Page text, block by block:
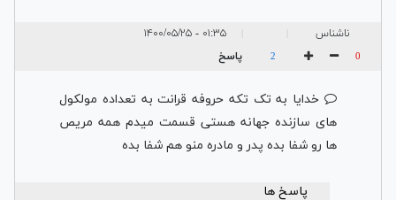
ناشناس ۰۱:۳۵ - ۱۴۰۰/۰۵/۲۵
0
2 پاسخ
خدایا به تک تکه حروفه قرانت به تعداده مولکول
های سازنده جهانه هستی قسمت میدم همه مریص
ها رو شفا بده پدر و مادره منو هم شفا بده
پاسخ ها